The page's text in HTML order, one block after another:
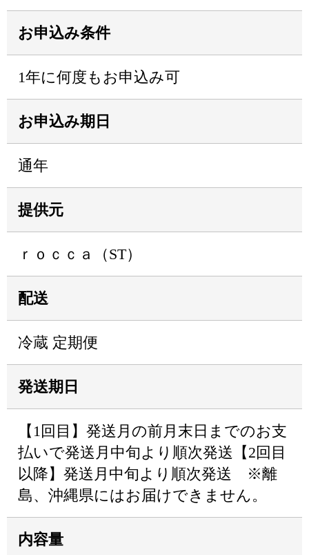
お申込み条件
1年に何度もお申込み可
お申込み期日
通年
提供元
ｒｏｃｃａ（ST）
配送
冷蔵 定期便
発送期日
【1回目】発送月の前月末日までのお支
払いで発送月中旬より順次発送【2回目
以降】発送月中旬より順次発送 ※離
島、沖縄県にはお届けできません。
内容量